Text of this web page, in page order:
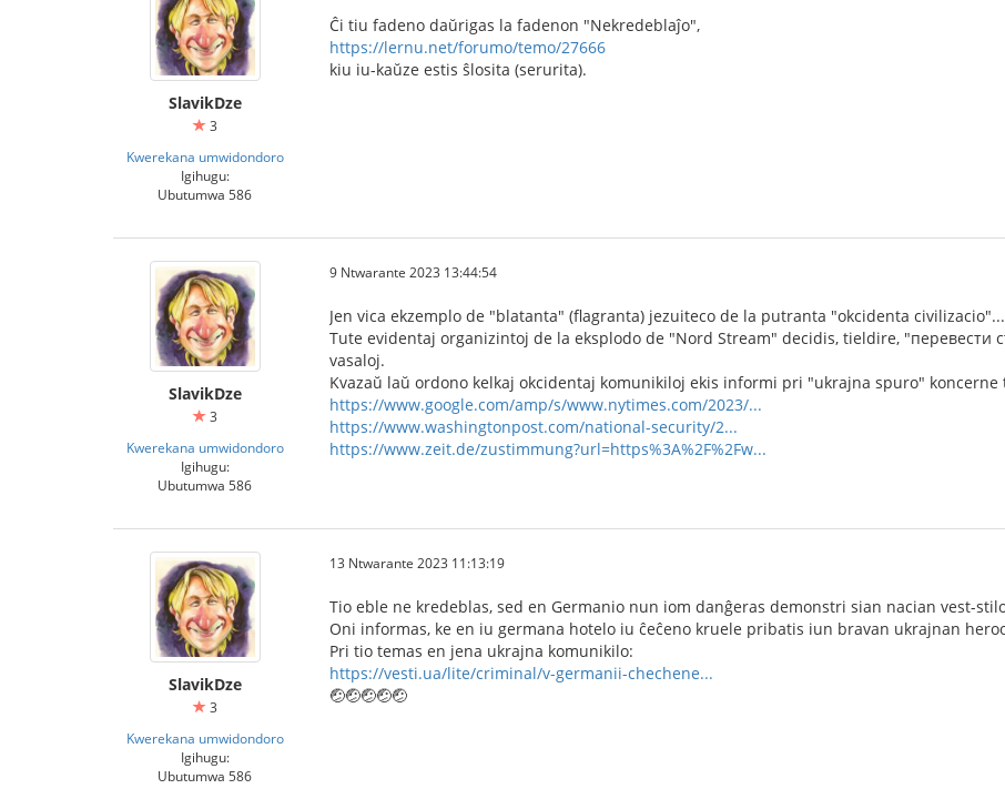
SlavikDze
3
Kwerekana umwidondoro
Igihugu:
Ubutumwa 586
Ĉi tiu fadeno daŭrigas la fadenon "Nekredeblaĵo",
https://lernu.net/forumo/temo/27666
kiu iu-kaŭze estis ŝlosita (serurita).
SlavikDze
3
Kwerekana umwidondoro
Igihugu:
Ubutumwa 586
9 Ntwarante 2023 13:44:54
Jen vica ekzemplo de "blatanta" (flagranta) jezuiteco de la putranta "okcidenta civilizacio"...
Tute evidentaj organizintoj de la eksplodo de "Nord Stream" decidis, tieldire, "перевести
vasaloj.
Kvazaŭ laŭ ordono kelkaj okcidentaj komunikiloj ekis informi pri "ukrajna spuro" koncerne
https://www.google.com/amp/s/www.nytimes.com/2023/...
https://www.washingtonpost.com/national-security/2...
https://www.zeit.de/zustimmung?url=https%3A%2F%2Fw...
SlavikDze
3
Kwerekana umwidondoro
Igihugu:
Ubutumwa 586
13 Ntwarante 2023 11:13:19
Tio eble ne kredeblas, sed en Germanio nun iom danĝeras demonstri sian nacian vest-
Oni informas, ke en iu germana hotelo iu ĉeĉeno kruele pribatis iun bravan ukrajnan
Pri tio temas en jena ukrajna komunikilo:
https://vesti.ua/lite/criminal/v-germanii-chechene...
🤕🤕🤕🤕🤕